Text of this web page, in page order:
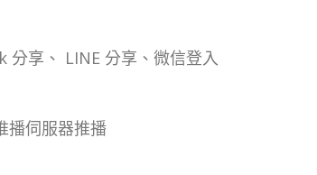
享、 LINE 分享、微信登入
播伺服器推播